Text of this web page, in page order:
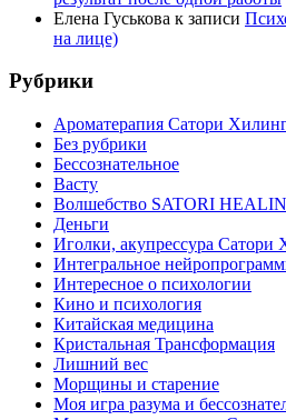
Елена Гуськова к записи
на лице)
Рубрики
Ароматерапия Сатори
Без рубрики
Бессознательное
Васту
Волшебство SATORI
Деньги
Иголки, акупрессура Сатори
Интегральное
Интересное о психологии
Кино и психология
Китайская медицина
Кристальная Трансформация
Лишний вес
Морщины и старение
Моя игра разума и